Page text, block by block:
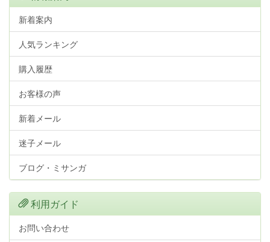
新着案内
人気ランキング
購入履歴
お客様の声
新着メール
迷子メール
ブログ・ミサンガ
利用ガイド
お問い合わせ